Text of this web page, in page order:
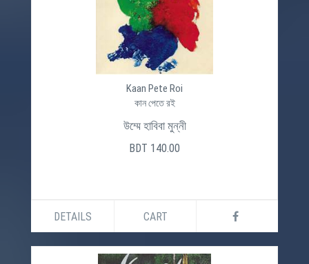
Kaan Pete Roi
কান পেতে রই
উম্মে হাবিবা মুন্নী
BDT 140.00
DETAILS CART